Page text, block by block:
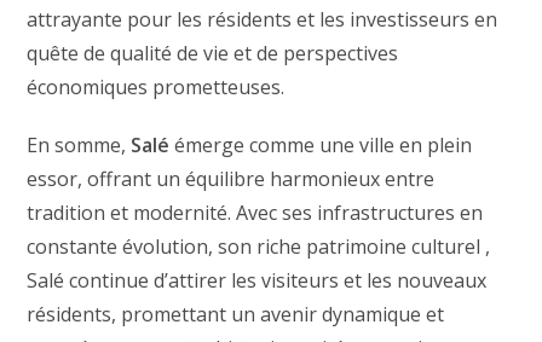
attrayante pour les résidents et les investisseurs en
quête de qualité de vie et de perspectives
économiques prometteuses.
En somme, Salé émerge comme une ville en plein
essor, offrant un équilibre harmonieux entre
tradition et modernité. Avec ses infrastructures en
constante évolution, son riche patrimoine culturel ,
Salé continue d’attirer les visiteurs et les nouveaux
résidents, promettant un avenir dynamique et